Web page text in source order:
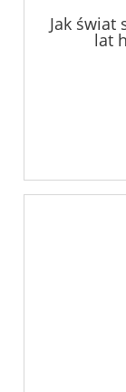
Jak świat
lat